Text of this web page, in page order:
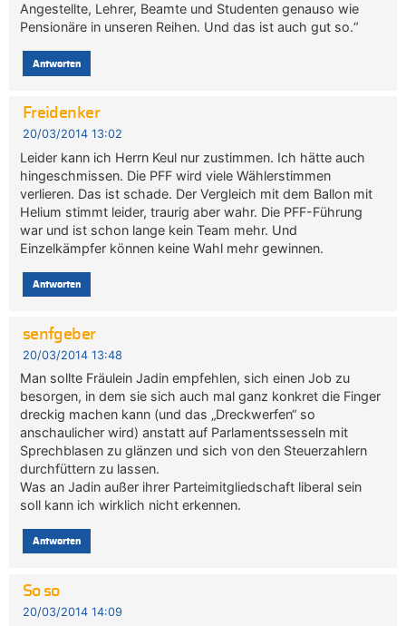
Angestellte, Lehrer, Beamte und Studenten genauso wie
Pensionäre in unseren Reihen. Und das ist auch gut so.“
Antworten
Freidenker
20/03/2014 13:02
Leider kann ich Herrn Keul nur zustimmen. Ich hätte auch
hingeschmissen. Die PFF wird viele Wählerstimmen
verlieren. Das ist schade. Der Vergleich mit dem Ballon mit
Helium stimmt leider, traurig aber wahr. Die PFF-Führung
war und ist schon lange kein Team mehr. Und
Einzelkämpfer können keine Wahl mehr gewinnen.
Antworten
senfgeber
20/03/2014 13:48
Man sollte Fräulein Jadin empfehlen, sich einen Job zu
besorgen, in dem sie sich auch mal ganz konkret die Finger
dreckig machen kann (und das „Dreckwerfen“ so
anschaulicher wird) anstatt auf Parlamentssesseln mit
Sprechblasen zu glänzen und sich von den Steuerzahlern
durchfüttern zu lassen.
Was an Jadin außer ihrer Parteimitgliedschaft liberal sein
soll kann ich wirklich nicht erkennen.
Antworten
So so
20/03/2014 14:09